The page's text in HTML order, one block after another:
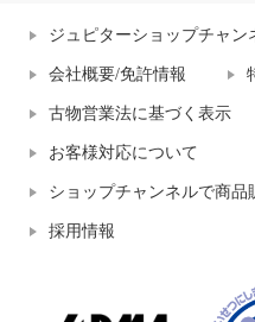
ジュピターショップチャン
会社概要/免許情報
古物営業法に基づく表示
お客様対応について
ショップチャンネルで商品
採用情報